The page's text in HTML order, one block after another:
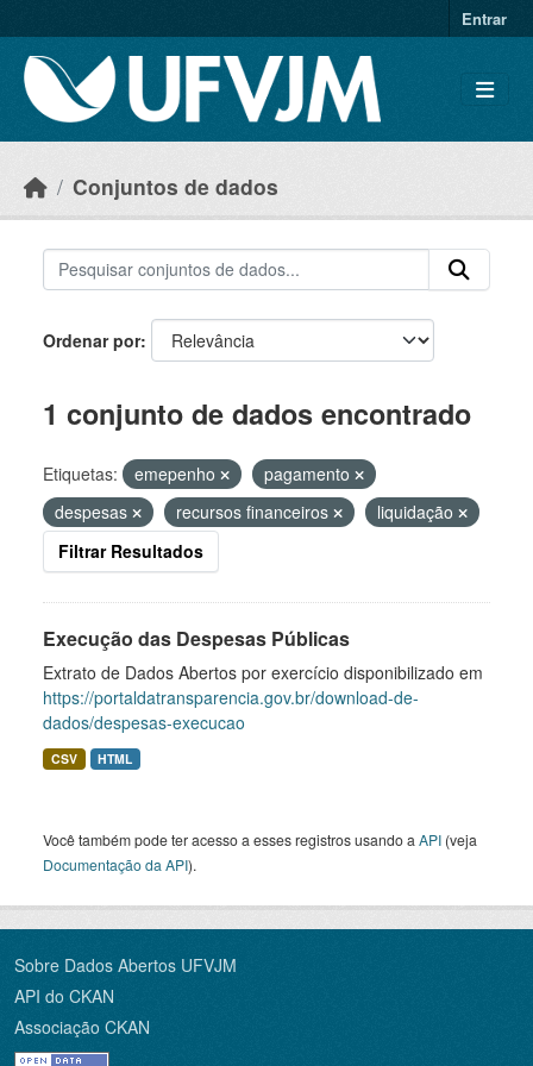
Entrar
Conjuntos de dados
Ordenar por
1 conjunto de dados encontrado
Etiquetas: emepenho
pagamento
despesas
recursos financeiros
liquidação
Filtrar Resultados
Execução das Despesas Públicas
Extrato de Dados Abertos por exercício disponibilizado em
https://portaldatransparencia.gov.br/download-de-
dados/despesas-execucao
CSV HTML
Você também pode ter acesso a esses registros usando a API (veja
Documentação da API).
Sobre Dados Abertos UFVJM
API do CKAN
Associação CKAN